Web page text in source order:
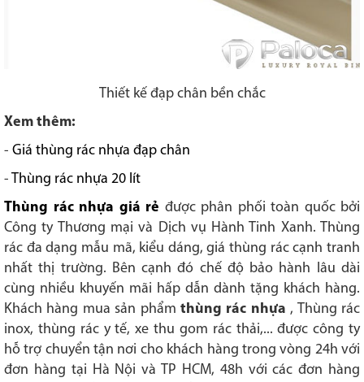
Thiết kế đạp chân bền chắc
Xem thêm:
- Giá thùng rác nhựa đạp chân
- Thùng rác nhựa 20 lít
Thùng rác nhựa giá rẻ được phân phối toàn quốc bởi
Công ty Thương mại và Dịch vụ Hành Tinh Xanh. Thùng
rác đa dạng mẫu mã, kiểu dáng, giá thùng rác cạnh tranh
nhất thị trường. Bên cạnh đó chế độ bảo hành lâu dài
cùng nhiều khuyến mãi hấp dẫn dành tặng khách hàng.
Khách hàng mua sản phẩm thùng rác nhựa , Thùng rác
inox, thùng rác y tế, xe thu gom rác thải,... được công ty
hỗ trợ chuyển tận nơi cho khách hàng trong vòng 24h với
đơn hàng tại Hà Nội và TP HCM, 48h với các đơn hàng